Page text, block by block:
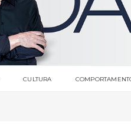
CULTURA